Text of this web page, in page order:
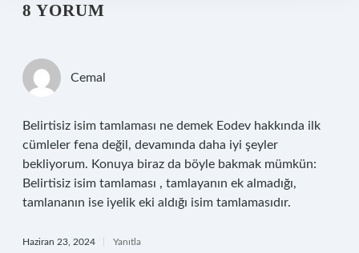
8 YORUM
Cemal
Belirtisiz isim tamlaması ne demek Eodev hakkında ilk
cümleler fena değil, devamında daha iyi şeyler
bekliyorum. Konuya biraz da böyle bakmak mümkün:
Belirtisiz isim tamlaması , tamlayanın ek almadığı,
tamlananın ise iyelik eki aldığı isim tamlamasıdır.
Haziran 23, 2024 Yanıtla